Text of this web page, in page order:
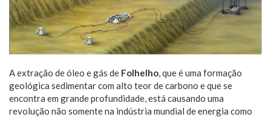
A extração de óleo e gás de Folhelho, que é uma formação
geológica sedimentar com alto teor de carbono e que se
encontra em grande profundidade, está causando uma
revolução não somente na indústria mundial de energia como